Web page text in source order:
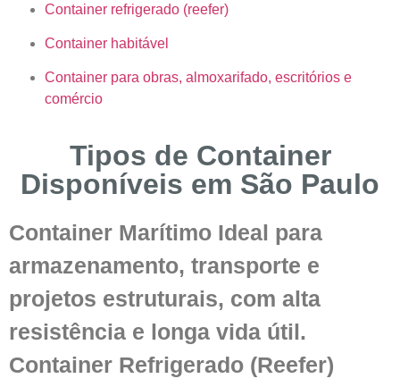
Container refrigerado (reefer)
Container habitável
Container para obras, almoxarifado, escritórios e
comércio
Tipos de Container
Disponíveis em São Paulo
Container Marítimo Ideal para
armazenamento, transporte e
projetos estruturais, com alta
resistência e longa vida útil.
Container Refrigerado (Reefer)